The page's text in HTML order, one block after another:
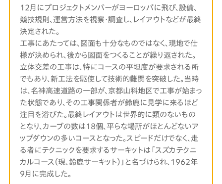
12月にプロジェクトメンバーがヨーロッパに飛び、設備、
競技規則、運営方法を視察・調査し、レイアウトなどが最終
決定された。
工事にあたっては、図面も十分なものではなく、現地で仕
様が決められ、後から図面をつくることが繰り返された。
立体交差の工事は、特にコースの平坦度が要求される所
でもあり、新工法を駆使して技術的難関を突破した。当時
は、名神高速道路の一部が、京都山科地区で工事が始まっ
た状態であり、その工事関係者が鈴鹿に見学に来るほど
注目を浴びた。最終レイアウトは世界的に類のないもの
となり、カーブの数は18個、平らな場所がほとんどないア
ップダウンの多いコースとなった。スピードだけでなく、走
る者にテクニックを要求するサーキットは「スズカテクニ
カルコース（現、鈴鹿サーキット）」と名づけられ、1962年
9月に完成した。